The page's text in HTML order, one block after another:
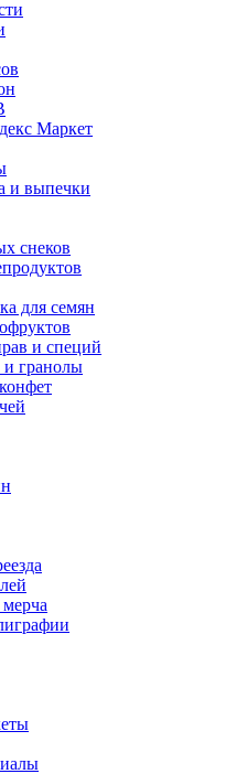
Маркет
и выпечки
снеков
для семян
и специй
и гранолы